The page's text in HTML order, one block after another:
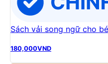
Sách vải song ngữ cho
180,000VND